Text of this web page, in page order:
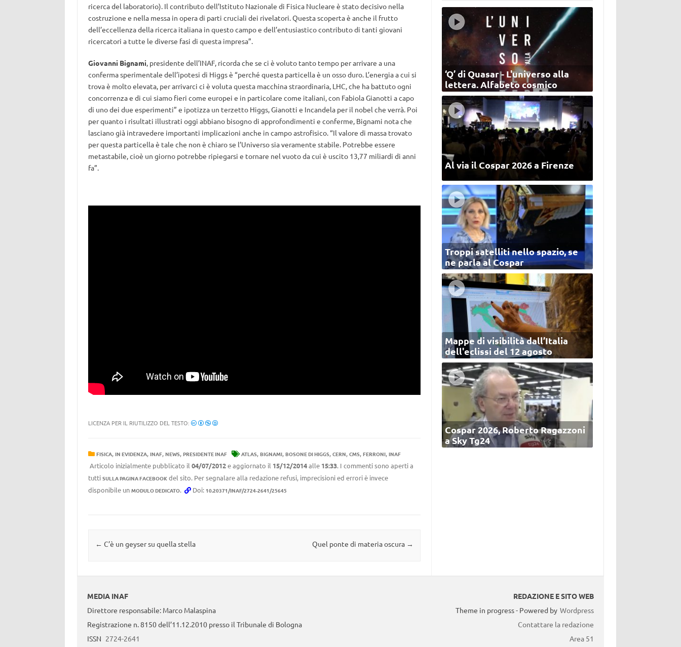
ricerca del laboratorio). Il contributo dell’Istituto Nazionale di Fisica Nucleare è stato decisivo nella
costruzione e nella messa in opera di parti cruciali dei rivelatori. Questa scoperta è anche il frutto
dell’eccellenza della ricerca italiana in questo campo e dell’entusiastico contributo di tanti giovani
ricercatori a tutte le diverse fasi di questa impresa”.
Giovanni Bignami, presidente dell’INAF, ricorda che se ci è voluto tanto tempo per arrivare a una
conferma sperimentale dell’ipotesi di Higgs è “perché questa particella è un osso duro. L’energia a cui si
trova è molto elevata, per arrivarci ci è voluta questa macchina straordinaria, LHC, che ha battuto ogni
concorrenza e di cui siamo fieri come europei e in particolare come italiani, con Fabiola Gianotti a capo
di uno dei due esperimenti” e ipotizza un terzetto Higgs, Gianotti e Incandela per il nobel che verrà. Poi
per quanto i risultati illustrati oggi abbiano bisogno di approfondimenti e conferme, Bignami nota che
lasciano già intravedere importanti implicazioni anche in campo astrofisico. “Il valore di massa trovato
per questa particella è tale che non è chiaro se l’Universo sia veramente stabile. Potrebbe essere
metastabile, cioè un giorno potrebbe ripiegarsi e tornare nel vuoto da cui è uscito 13,77 miliardi di anni
fa”.
LICENZA PER IL RIUTILIZZO DEL TESTO:
FISICA, IN EVIDENZA, INAF, NEWS, PRESIDENTE INAF ATLAS, BIGNAMI, BOSONE DI HIGGS, CERN, CMS, FERRONI, INAF
Articolo inizialmente pubblicato il 04/07/2012e aggiornato il 15/12/2014alle 15:33. I commenti sono aperti a
tutti SULLA PAGINA FACEBOOKdel sito. Per segnalare alla redazione refusi, imprecisioni ed errori è invece
disponibile un MODULO DEDICATO. Doi: 10.20371/INAF/2724-2641/25645
Navigazione articolo
← C’è un geyser su quella stella Quel ponte di materia oscura →
‘Q’ di Quasar - L'universo alla
lettera. Alfabeto cosmico
Al via il Cospar 2026 a Firenze
Troppi satelliti nello spazio, se
ne parla al Cospar
Mappe di visibilità dall’Italia
dell'eclissi del 12 agosto
Cospar 2026, Roberto Ragazzoni
a Sky Tg24
MEDIA INAF
Direttore responsabile: Marco Malaspina
Registrazione n. 8150 dell’11.12.2010 presso il Tribunale di Bologna
ISSN 2724-2641
REDAZIONE E SITO WEB
Theme in progress - Powered by Wordpress
Contattare la redazione
Area 51